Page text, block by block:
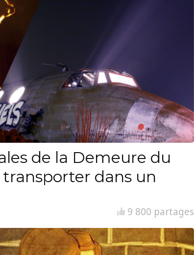
de la Demeure du
dans un
9 800 partages